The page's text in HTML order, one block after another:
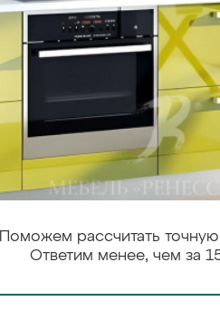
Поможем рассчитать точную
Ответим менее, чем за